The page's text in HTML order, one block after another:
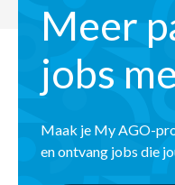
Meer
jobs
Maak je My AGO-
en ontvang jobs die